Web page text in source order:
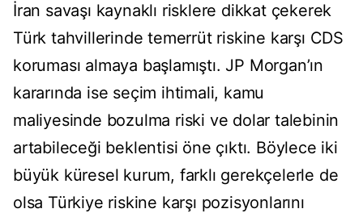
İran savaşı kaynaklı risklere dikkat çekerek
Türk tahvillerinde temerrüt riskine karşı CDS
koruması almaya başlamıştı. JP Morgan’ın
kararında ise seçim ihtimali, kamu
maliyesinde bozulma riski ve dolar talebinin
artabileceği beklentisi öne çıktı. Böylece iki
büyük küresel kurum, farklı gerekçelerle de
olsa Türkiye riskine karşı pozisyonlarını